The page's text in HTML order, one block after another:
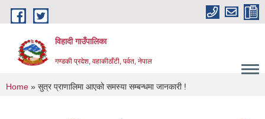
Skip to main content
विहादी गाउँपालिका
गण्डकी प्रदेश, वहाकीठाँटी, पर्वत, नेपाल
You are here
Home » सुत्र प्राणालिमा आएको समस्या सम्बन्धमा जानकारी !